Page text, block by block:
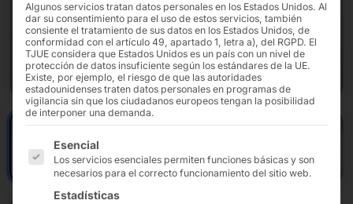
Algunos servicios tratan datos personales en los Estados Unidos. Al
dar su consentimiento para el uso de estos servicios, también
consiente el tratamiento de sus datos en los Estados Unidos, de
conformidad con el artículo 49, apartado 1, letra a), del RGPD. El
TJUE considera que Estados Unidos es un país con un nivel de
protección de datos insuficiente según los estándares de la UE.
Existe, por ejemplo, el riesgo de que las autoridades
estadounidenses traten datos personales en programas de
vigilancia sin que los ciudadanos europeos tengan la posibilidad
de interponer una demanda.
A continuación se enumeran los grupos de servicios
Esencial
Los servicios esenciales permiten funciones básicas y son
necesarios para el correcto funcionamiento del sitio web.
Estadísticas